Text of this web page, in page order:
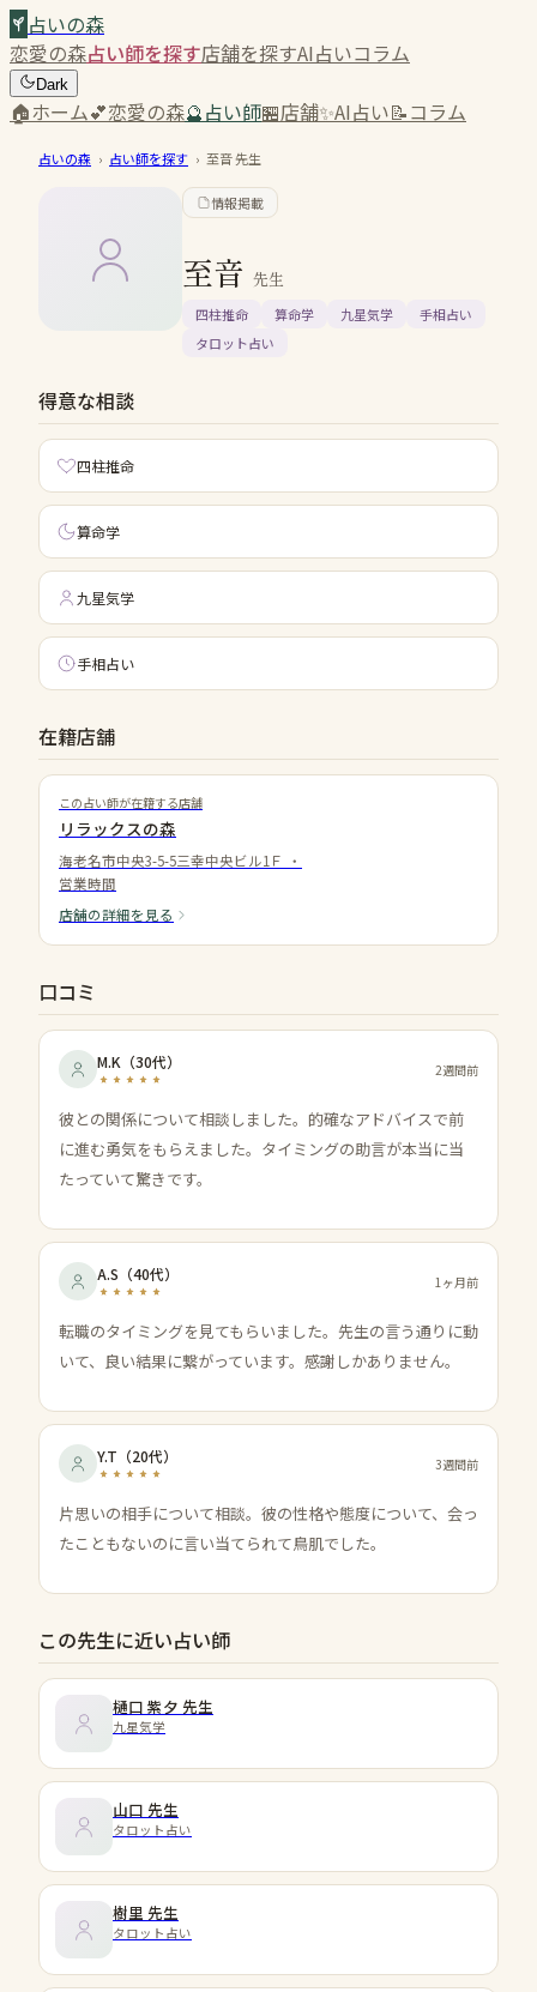
占いの森
恋愛の森占い師を探す店舗を探すAI占いコラム
Dark
🏠ホーム💕恋愛の森🔮占い師🏪店舗✨AI占い📝コラム
占いの森 › 占い師を探す › 至音先生
情報掲載
至音 先生
四柱推命 算命学 九星気学
手相占い
タロット占い
得意な相談
四柱推命
算命学
九星気学
手相占い
在籍店舗
この占い師が在籍する店舗
リラックスの森
海老名市中央3-5-5三幸中央ビル1Ｆ
・
営業時間
店舗の詳細を見る
口コミ
M.K （30代） 2週間前
彼との関係について相談しました。的確なアドバイスで前
に進む勇気をもらえました。タイミングの助言が本当に当
たっていて驚きです。
A.S （40代） 1ヶ月前
転職のタイミングを見てもらいました。先生の言う通りに動
いて、良い結果に繋がっています。感謝しかありません。
Y.T （20代） 3週間前
片思いの相手について相談。彼の性格や態度について、会っ
たこともないのに言い当てられて鳥肌でした。
この先生に近い占い師
樋口 紫夕 先生
九星気学
山口 先生
タロット占い
樹里 先生
タロット占い